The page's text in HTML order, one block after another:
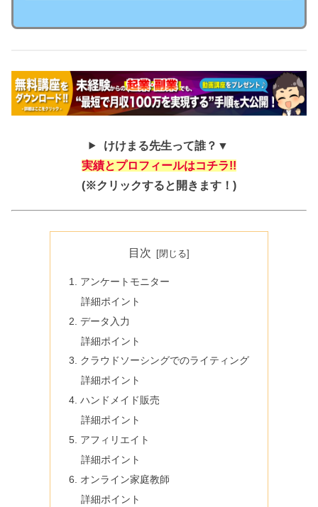
けけまる先生って誰？▼
実績とプロフィールはコチラ!!
(※クリックすると開きます！)
目次
1. アンケートモニター
詳細ポイント
2. データ入力
詳細ポイント
3. クラウドソーシングでのライティング
詳細ポイント
4. ハンドメイド販売
詳細ポイント
5. アフィリエイト
詳細ポイント
6. オンライン家庭教師
詳細ポイント